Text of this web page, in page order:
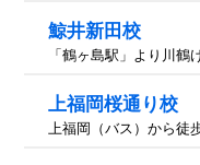
鯨井新田校
「鶴ヶ島駅」より川鶴
上福岡桜通り校
上福岡（バス）から徒